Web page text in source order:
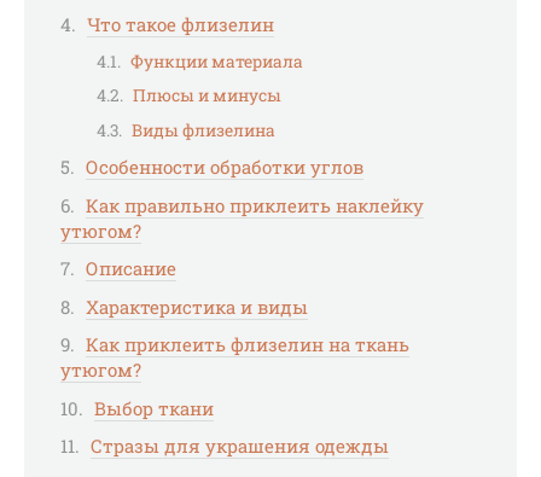
Что такое флизелин
Функции материала
Плюсы и минусы
Виды флизелина
Особенности обработки углов
Как правильно приклеить наклейку
утюгом?
Описание
Характеристика и виды
Как приклеить флизелин на ткань
утюгом?
Выбор ткани
Стразы для украшения одежды